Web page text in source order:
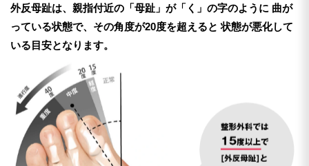
外反母趾は、親指付近の「母趾」が「く」の字のように 曲が
っている状態で、その角度が20度を超えると 状態が悪化して
いる目安となります。